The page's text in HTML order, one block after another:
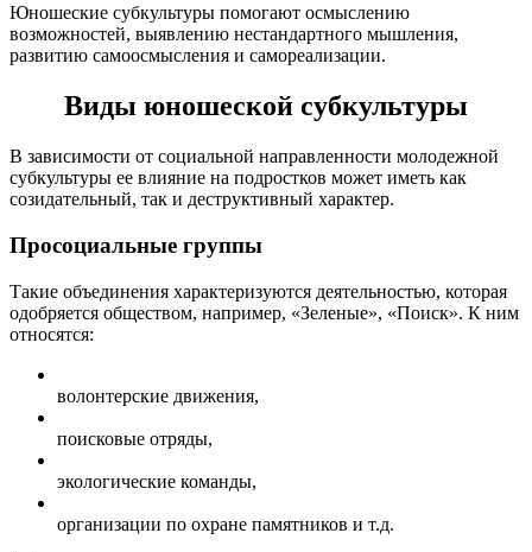
Юношеские субкультуры помогают осмыслению
возможностей, выявлению нестандартного мышления,
развитию самоосмысления и самореализации.
Виды юношеской субкультуры
В зависимости от социальной направленности молодежной
субкультуры ее влияние на подростков может иметь как
созидательный, так и деструктивный характер.
Просоциальные группы
Такие объединения характеризуются деятельностью, которая
одобряется обществом, например, «Зеленые», «Поиск». К ним
относятся:
волонтерские движения,
поисковые отряды,
экологические команды,
организации по охране памятников и т.д.